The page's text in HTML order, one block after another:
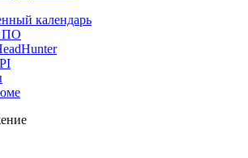
календарь
ПО